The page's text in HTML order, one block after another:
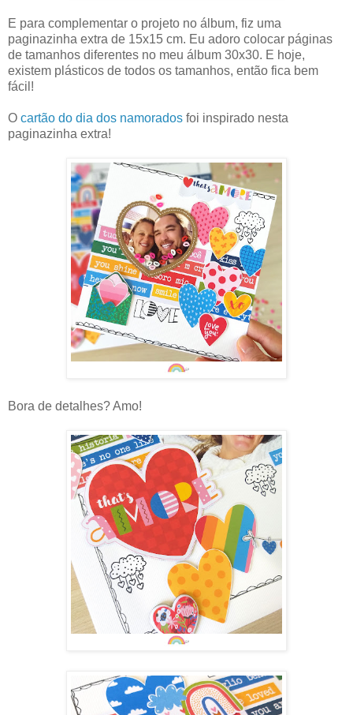
E para complementar o projeto no álbum, fiz uma
paginazinha extra de 15x15 cm. Eu adoro colocar páginas
de tamanhos diferentes no meu álbum 30x30. E hoje,
existem plásticos de todos os tamanhos, então fica bem
fácil!
O cartão do dia dos namorados foi inspirado nesta
paginazinha extra!
Bora de detalhes? Amo!